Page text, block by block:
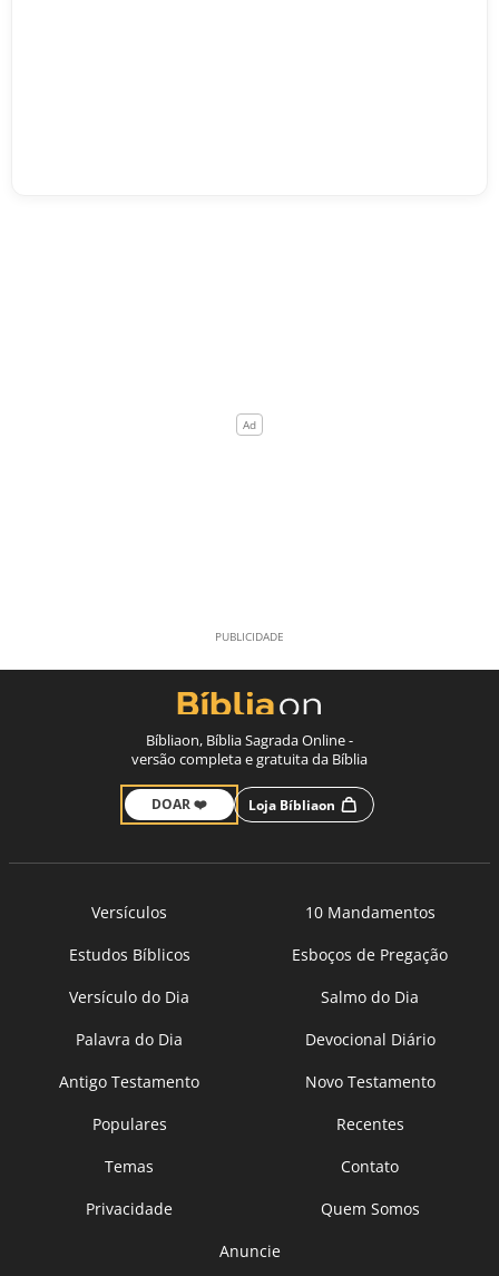
Bíbliaon, Bíblia Sagrada Online -
versão completa e gratuita da Bíblia
DOAR ❤️ Loja Bíbliaon
Versículos
10 Mandamentos
Estudos Bíblicos
Esboços de Pregação
Versículo do Dia
Salmo do Dia
Palavra do Dia
Devocional Diário
Antigo Testamento
Novo Testamento
Populares
Recentes
Temas
Contato
Privacidade
Quem Somos
Anuncie